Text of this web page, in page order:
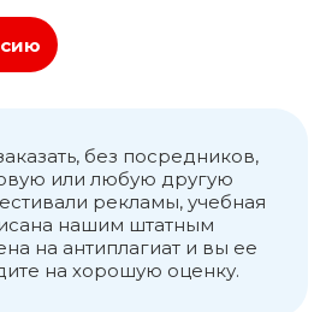
убеждения о
или идеях
без посредников,
или любую другую
рекламы, учебная
нашим штатным
на антиплагиат и вы ее
на хорошую оценку.